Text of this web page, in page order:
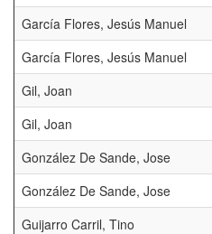
García Flores, Jesús Manuel
García Flores, Jesús Manuel
Gil, Joan
Gil, Joan
González De Sande, Jose
González De Sande, Jose
Guijarro Carril, Tino